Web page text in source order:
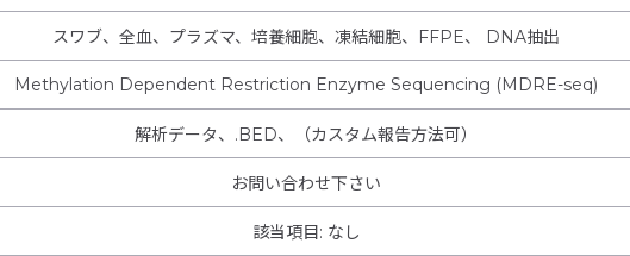
スワブ、全血、プラズマ、培養細胞、凍結細胞、FFPE、 DNA抽出
Methylation Dependent Restriction Enzyme Sequencing (MDRE-seq)
解析データ、.BED、（カスタム報告方法可）
お問い合わせ下さい
該当項目: なし